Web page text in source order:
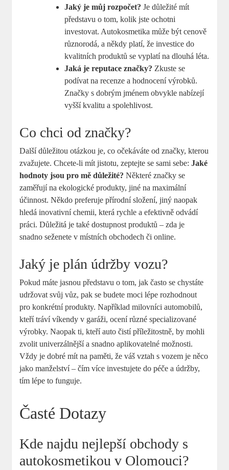
Jaký je můj rozpočet? Je důležité mít
představu o tom, kolik jste ochotni
investovat. Autokosmetika může být cenově
různorodá, a někdy platí, že investice do
kvalitních produktů se vyplatí na dlouhá léta.
Jaká je reputace značky? Zkuste se
podívat na recenze a hodnocení výrobků.
Značky s dobrým jménem obvykle nabízejí
vyšší kvalitu a spolehlivost.
Co chci od značky?
Další důležitou otázkou je, co očekáváte od značky, kterou
zvažujete. Chcete-li mít jistotu, zeptejte se sami sebe:Jaké
hodnoty jsou pro mě důležité? Některé značky se
zaměřují na ekologické produkty, jiné na maximální
účinnost. Někdo preferuje přírodní složení, jiný naopak
hledá inovativní chemii, která rychle a efektivně odvádí
práci. Důležitá je také dostupnost produktů – zda je
snadno seženete v místních obchodech či online.
Jaký je plán údržby vozu?
Pokud máte jasnou představu o tom, jak často se chystáte
udržovat svůj vůz, pak se budete moci lépe rozhodnout
pro konkrétní produkty. Například milovníci automobilů,
kteří tráví víkendy v garáži, ocení různé specializované
výrobky. Naopak ti, kteří auto čistí příležitostně, by mohli
zvolit univerzálnější a snadno aplikovatelné možnosti.
Vždy je dobré mít na paměti, že váš vztah s vozem je něco
jako manželství – čím více investujete do péče a údržby,
tím lépe to funguje.
Časté Dotazy
Kde najdu nejlepší obchody s
autokosmetikou v Olomouci?